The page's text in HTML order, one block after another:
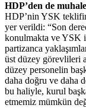
HDP’den de
HDP’nin YSK
yer verildi: “Son
konulmakta ve YSK
partizanca
üst düzey görevlileri
düzey personelin
daha doğru ve daha
bu haliyle, kurul
etmemiz mümkün